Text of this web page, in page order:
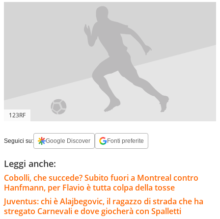
123RF
Seguici su: Google Discover Fonti preferite
Leggi anche:
Cobolli, che succede? Subito fuori a Montreal contro
Hanfmann, per Flavio è tutta colpa della tosse
Juventus: chi è Alajbegovic, il ragazzo di strada che ha
stregato Carnevali e dove giocherà con Spalletti